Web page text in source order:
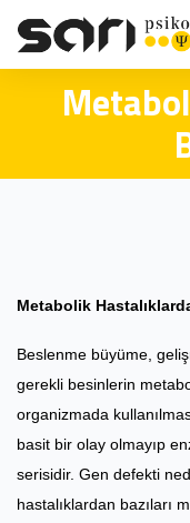
Metabolik
Beslenme büyüme,
gerekli besinlerin
organizmada
basit bir olay olmayıp
serisidir. Gen defekti
hastalıklardan bazıları